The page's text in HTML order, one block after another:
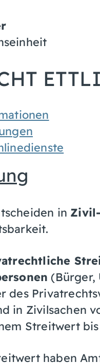
in
(Bürger,
des
in Zivilsachen
Streitwert bis
haben